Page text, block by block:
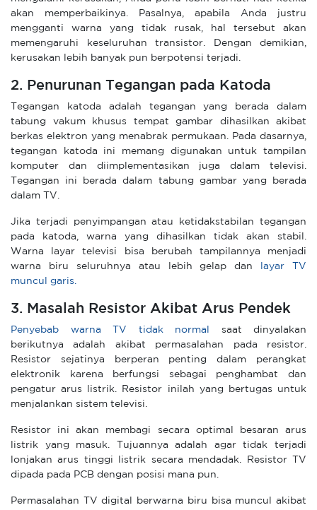
akan memperbaikinya. Pasalnya, apabila Anda justru
mengganti warna yang tidak rusak, hal tersebut akan
memengaruhi keseluruhan transistor. Dengan demikian,
kerusakan lebih banyak pun berpotensi terjadi.
2. Penurunan Tegangan pada Katoda
Tegangan katoda adalah tegangan yang berada dalam
tabung vakum khusus tempat gambar dihasilkan akibat
berkas elektron yang menabrak permukaan. Pada dasarnya,
tegangan katoda ini memang digunakan untuk tampilan
komputer dan diimplementasikan juga dalam televisi.
Tegangan ini berada dalam tabung gambar yang berada
dalam TV.
Jika terjadi penyimpangan atau ketidakstabilan tegangan
pada katoda, warna yang dihasilkan tidak akan stabil.
Warna layar televisi bisa berubah tampilannya menjadi
warna biru seluruhnya atau lebih gelap dan
layar TV
muncul garis.
3. Masalah Resistor Akibat Arus Pendek
Penyebab warna TV tidak normal
saat dinyalakan
berikutnya adalah akibat permasalahan pada resistor.
Resistor sejatinya berperan penting dalam perangkat
elektronik karena berfungsi sebagai penghambat dan
pengatur arus listrik. Resistor inilah yang bertugas untuk
menjalankan sistem televisi.
Resistor ini akan membagi secara optimal besaran arus
listrik yang masuk. Tujuannya adalah agar tidak terjadi
lonjakan arus tinggi listrik secara mendadak. Resistor TV
dipada pada PCB dengan posisi mana pun.
Permasalahan TV digital berwarna biru bisa muncul akibat